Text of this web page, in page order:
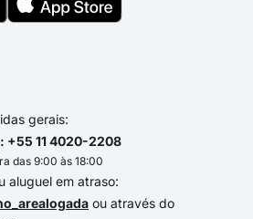
gerais:
+55 11 4020-2208
das 9:00 às 18:00
aluguel em atraso:
ou através do